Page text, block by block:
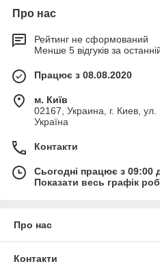
Про нас
Рейтинг не сформований
Менше 5 відгуків за
Працює з 08.08.2020
м. Київ
02167, Украина, г. Киев,
Україна
Контакти
Сьогодні працює з 09:00
Показати весь графік
Про нас
Контакти